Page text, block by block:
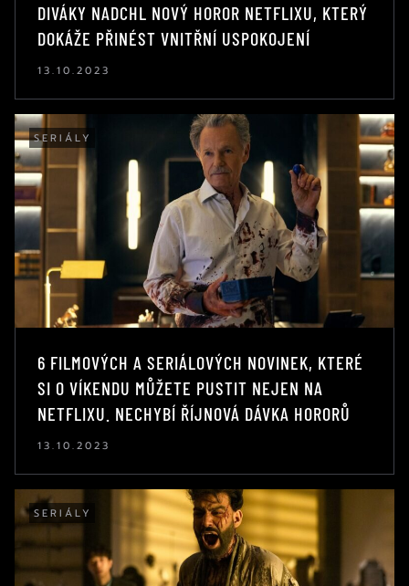
DIVÁKY NADCHL NOVÝ HOROR NETFLIXU, KTERÝ
DOKÁŽE PŘINÉST VNITŘNÍ USPOKOJENÍ
13.10.2023
SERIÁLY
6 FILMOVÝCH A SERIÁLOVÝCH NOVINEK, KTERÉ
SI O VÍKENDU MŮŽETE PUSTIT NEJEN NA
NETFLIXU. NECHYBÍ ŘÍJNOVÁ DÁVKA HORORŮ
13.10.2023
SERIÁLY